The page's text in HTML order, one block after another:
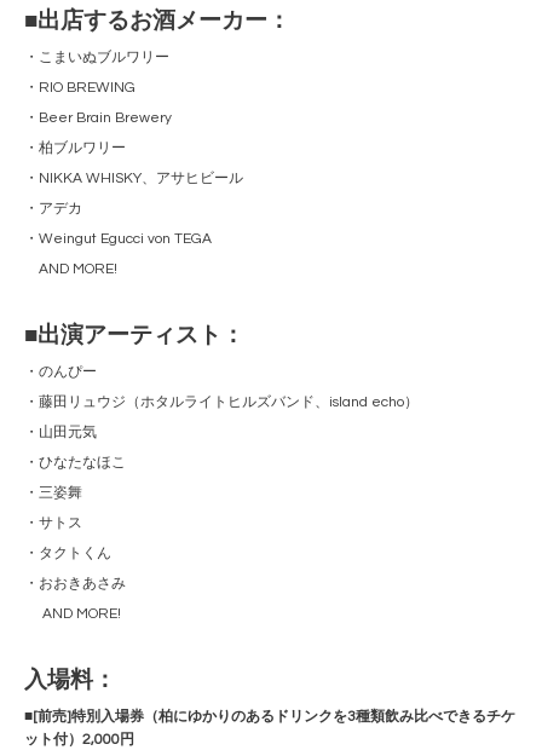
■出店するお酒メーカー：
・こまいぬブルワリー
・RIO BREWING
・Beer Brain Brewery
・柏ブルワリー
・NIKKA WHISKY、アサヒビール
・アデカ
・Weingut Egucci von TEGA
AND MORE!
■出演アーティスト：
・のんぴー
・藤田リュウジ（ホタルライトヒルズバンド、island echo）
・山田元気
・ひなたなほこ
・三姿舞
・サトス
・タクトくん
・おおきあさみ
AND MORE!
入場料：
■[前売]特別入場券（柏にゆかりのあるドリンクを3種類飲み比べできるチケ
ット付）2,000円